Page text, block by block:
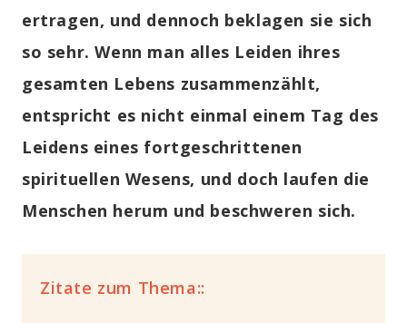
ertragen, und dennoch beklagen sie sich
so sehr. Wenn man alles Leiden ihres
gesamten Lebens zusammenzählt,
entspricht es nicht einmal einem Tag des
Leidens eines fortgeschrittenen
spirituellen Wesens, und doch laufen die
Menschen herum und beschweren sich.
Zitate zum Thema::